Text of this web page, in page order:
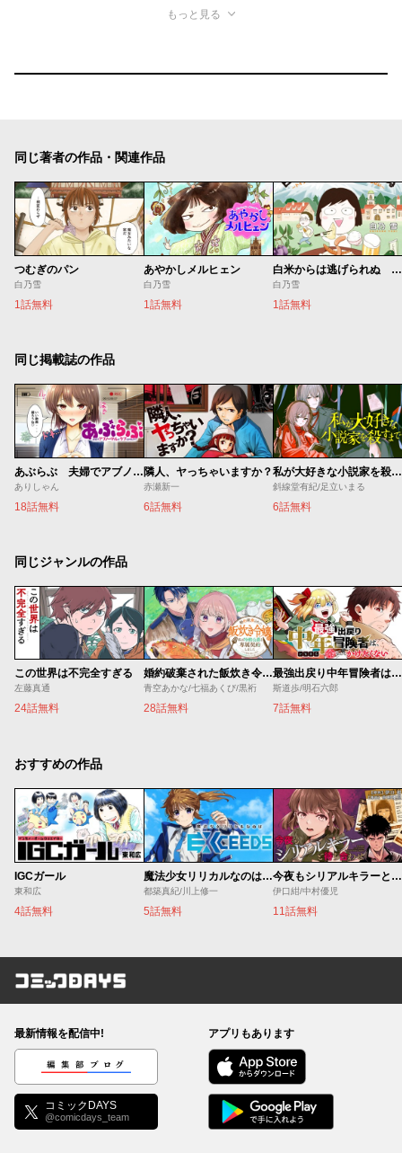
もっと見る
同じ著者の作品・関連作品
つむぎのパン
白乃雪
1話無料
あやかしメルヒェン
白乃雪
1話無料
白米からは逃げられぬ ～ドイツでつくる日本食、いつも何かがそろわない～
白乃雪
1話無料
同じ掲載誌の作品
あぶらぶ 夫婦でアブノーマルなラブしませんか？
ありしゃん
18話無料
隣人、ヤっちゃいますか？
赤瀬新一
6話無料
私が大好きな小説家を殺すまで
斜線堂有紀/足立いまる
6話無料
同じジャンルの作品
この世界は不完全すぎる
左藤真通
24話無料
婚約破棄された飯炊き令嬢の私は冷酷公爵と専属契約しました～ですが胃袋を掴んだ結果、冷たかった公爵様がどんどん優しくなっています～
青空あかな/七福あくび/黒裄
28話無料
最強出戻り中年冒険者は、今さら命なんてかけたくない
斯道歩/明石六郎
7話無料
おすすめの作品
IGCガール
東和広
4話無料
魔法少女リリカルなのは EXCEEDS
都築真紀/川上修一
5話無料
今夜もシリアルキラーと待ち合わせ
伊口紺/中村優児
11話無料
コミックDAYS
最新情報を配信中!
編集部ブログ
コミックDAYS
@comicdays_team
アプリもあります